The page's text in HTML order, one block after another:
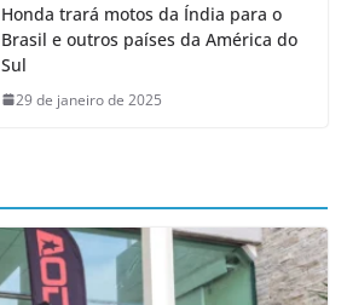
Honda trará motos da Índia para o
Brasil e outros países da América do
Sul
29 de janeiro de 2025